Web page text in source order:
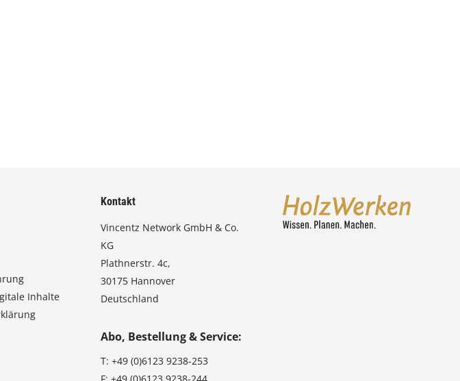
Inhalte
Kontakt
Vincentz Network GmbH & Co.
KG
Plathnerstr. 4c,
30175 Hannover
Deutschland
Abo, Bestellung & Service:
T:+49 (0)6123 9238-253